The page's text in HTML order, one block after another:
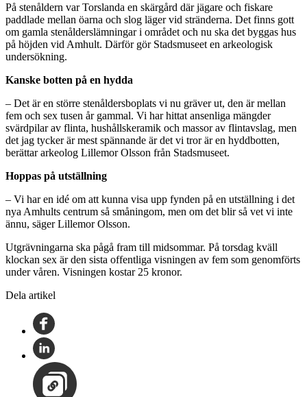
På stenåldern var Torslanda en skärgård där jägare och fiskare
paddlade mellan öarna och slog läger vid stränderna. Det finns gott
om gamla stenålderslämningar i området och nu ska det byggas hus
på höjden vid Amhult. Därför gör Stadsmuseet en arkeologisk
undersökning.
Kanske botten på en hydda
– Det är en större stenåldersboplats vi nu gräver ut, den är mellan
fem och sex tusen år gammal. Vi har hittat ansenliga mängder
svärdpilar av flinta, hushållskeramik och massor av flintavslag, men
det jag tycker är mest spännande är det vi tror är en hyddbotten,
berättar arkeolog Lillemor Olsson från Stadsmuseet.
Hoppas på utställning
– Vi har en idé om att kunna visa upp fynden på en utställning i det
nya Amhults centrum så småningom, men om det blir så vet vi inte
ännu, säger Lillemor Olsson.
Utgrävningarna ska pågå fram till midsommar. På torsdag kväll
klockan sex är den sista offentliga visningen av fem som genomförts
under våren. Visningen kostar 25 kronor.
Dela artikel